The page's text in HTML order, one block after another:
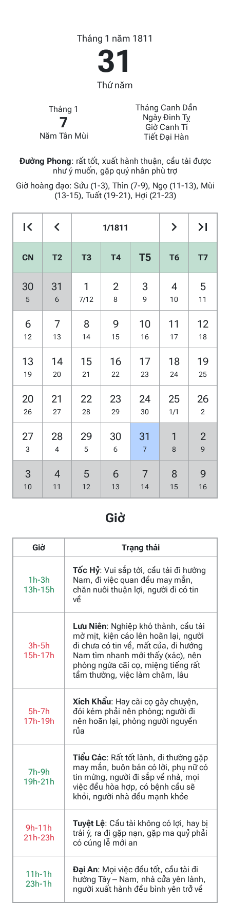
Tháng 1 năm 1811
31
Thứ năm
Tháng 1
7
Năm Tân Mùi
Tháng Canh Dần
Ngày Đinh Tỵ
Giờ Canh Tí
Tiết Đại Hàn
Đường Phong: rất tốt, xuất hành thuận, cầu tài được
như ý muốn, gặp quý nhân phù trợ
Giờ hoàng đạo: Sửu (1-3), Thìn (7-9), Ngọ (11-13), Mùi
(13-15), Tuất (19-21), Hợi (21-23)
1/1811
CN T2 T3 T4 T5 T6 T7
30
5
31
6
1
7/12
2
8
3
9
4
10
5
11
6
12
7
13
8
14
9
15
10
16
11
17
12
18
13
19
14
20
15
21
16
22
17
23
18
24
19
25
20
26
21
27
22
28
23
29
24
30
25
1/1
26
2
27
3
28
4
29
5
30
6
31
7
1
8
2
9
3
10
4
11
5
12
6
13
7
14
8
15
9
16
Giờ
Giờ Trạng thái
1h-3h
13h-15h
Tốc Hỷ: Vui sắp tới, cầu tài đi hướng
Nam, đi việc quan đều may mắn,
chăn nuôi thuận lợi, người đi có tin
về
3h-5h
15h-17h
Lưu Niên: Nghiệp khó thành, cầu tài
mờ mịt, kiện cáo lên hoãn lại, người
đi chưa có tin về, mất của, đi hướng
Nam tìm nhanh mới thấy (xác), nên
phòng ngừa cãi cọ, miệng tiếng rất
tầm thường, việc làm chậm, lâu
5h-7h
17h-19h
Xích Khẩu: Hay cãi cọ gây chuyện,
đói kém phải nên phòng; người đi
nên hoãn lại, phòng người nguyền
rủa
7h-9h
19h-21h
Tiểu Các: Rất tốt lành, đi thường gặp
may mắn, buôn bán có lời, phụ nữ có
tin mừng, người đi sắp về nhà, mọi
việc đều hòa hợp, có bệnh cầu sẽ
khỏi, người nhà đều mạnh khỏe
9h-11h
21h-23h
Tuyệt Lệ: Cầu tài không có lợi, hay bị
trái ý, ra đi gặp nạn, gặp ma quỷ phải
có cúng lễ mới an
11h-1h
23h-1h
Đại An: Mọi việc đều tốt, cầu tài đi
hướng Tây – Nam, nhà cửa yên lành,
người xuất hành đều bình yên trở về